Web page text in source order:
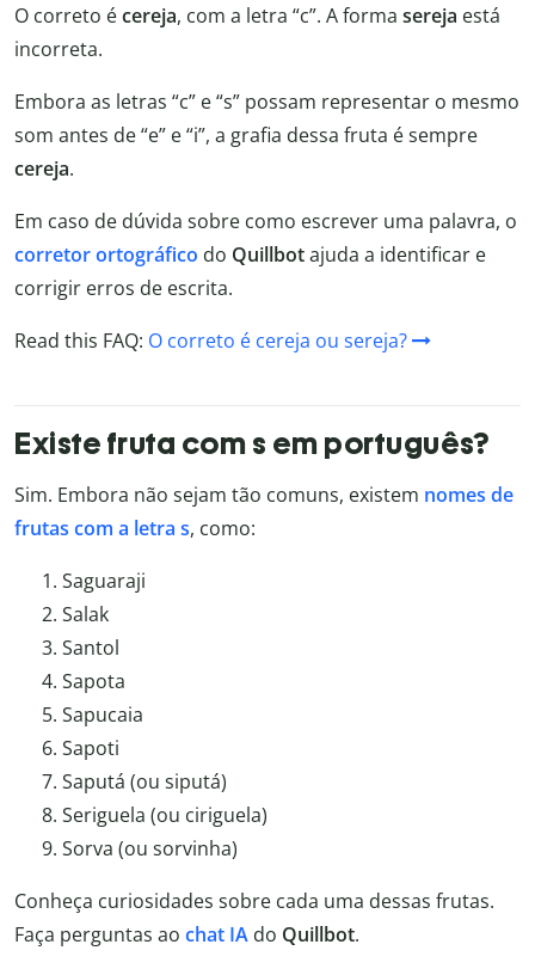
O correto écereja, com a letra “c”. A forma sereja está
incorreta.
Embora as letras “c” e “s” possam representar o mesmo
som antes de “e” e “i”, a grafia dessa fruta é sempre
cereja.
Em caso de dúvida sobre como escrever uma palavra, o
corretor ortográfico do Quillbotajuda a identificar e
corrigir erros de escrita.
Read this FAQ: O correto é cereja ou sereja?
Existe fruta com s em português?
Sim. Embora não sejam tão comuns, existem nomes de
frutas com a letra s, como:
Saguaraji
Salak
Santol
Sapota
Sapucaia
Sapoti
Saputá (ou siputá)
Seriguela (ou ciriguela)
Sorva (ou sorvinha)
Conheça curiosidades sobre cada uma dessas frutas.
Faça perguntas ao chat IA do Quillbot.